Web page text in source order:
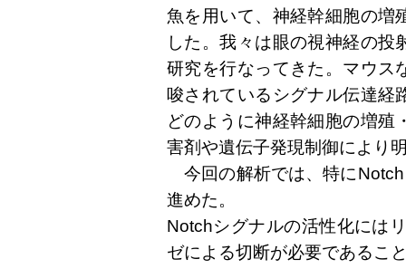
魚を用いて、神経幹細胞の増
した。我々は眼の視神経の
研究を行なってきた。マウス
唆されているシグナル伝達経
どのように神経幹細胞の増殖
害剤や遺伝子発現制御により
今回の解析では、特に
進めた。
Notchシグナルの活性化には
ゼによる切断が必要であるこ